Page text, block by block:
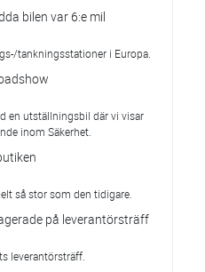
bilen var 6:e mil
tankningsstationer i Europa.
en utställningsbil där vi visar
inom Säkerhet.
så stor som den tidigare.
på leverantörsträff
leverantörsträff.